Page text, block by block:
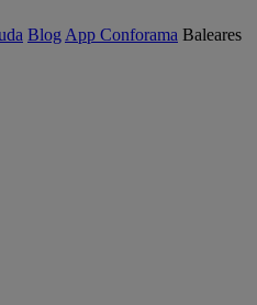
Blog App Conforama Baleares